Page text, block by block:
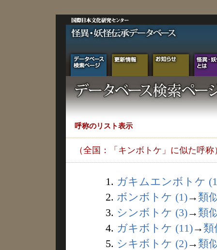
呼称のリスト表示
（全国：「キンボトケ」に似た呼称
1. ガキムエンボトケ
2. ボンボトケ (1)→ 類
3. シンボトケ (3)→ 類
4. ガキボトケ (11)→ 類
5. シキボトケ (2)→ 類